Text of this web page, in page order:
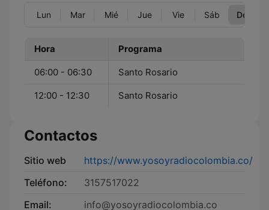
Lun Mar Mié Jue Vie Sáb Dom
Hora Programa
06:00 - 06:30 Santo Rosario
12:00 - 12:30 Santo Rosario
Contactos
Sitio web
https://www.yosoyradiocolombia.co/
Teléfono:
3157517022
Email:
info@yosoyradiocolombia.co